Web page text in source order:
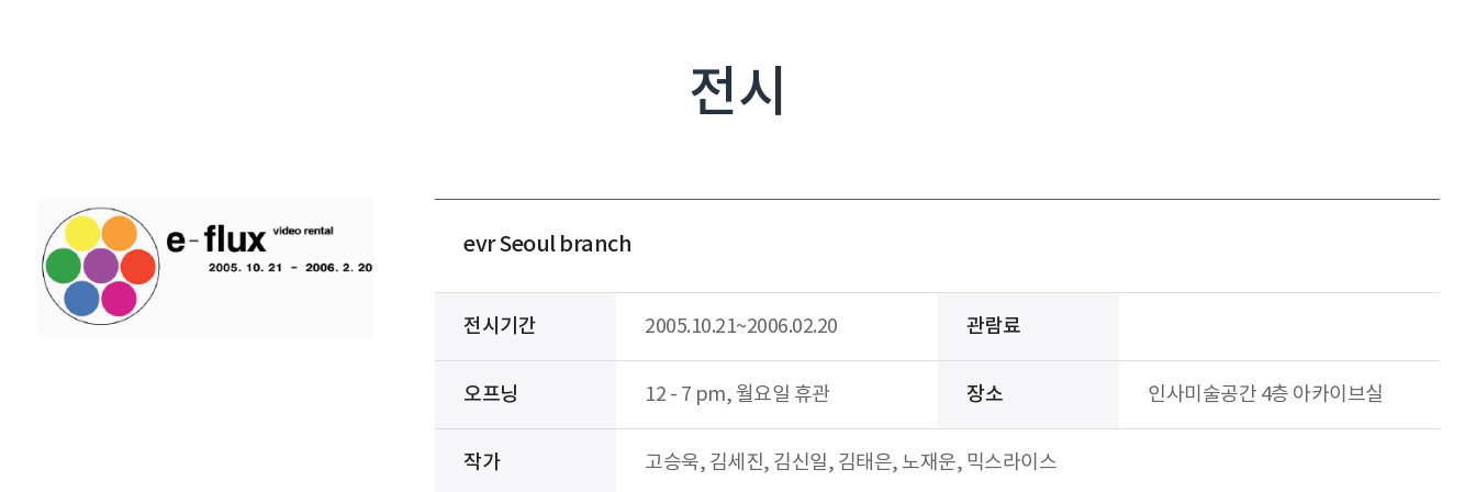
전시
evr Seoul branch
전시기간 2005.10.21~2006.02.20 관람료
오프닝 12 - 7 pm, 월요일 휴관 장소 인사미술공간 4층 아카이브실
작가 고승욱, 김세진, 김신일, 김태은, 노재운, 믹스라이스